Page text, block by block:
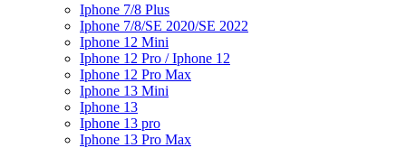
Iphone 7/8 Plus
Iphone 7/8/SE 2020/SE 2022
Iphone 12 Mini
Iphone 12 Pro / Iphone 12
Iphone 12 Pro Max
Iphone 13 Mini
Iphone 13
Iphone 13 pro
Iphone 13 Pro Max